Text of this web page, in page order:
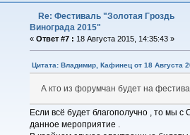
Re: Фестиваль "Золотая Гроздь
Винограда 2015"
« Ответ #7 : 18 Августа 2015, 14:35:43 »
Цитата: Владимир, Кафинец от 18 Августа
А кто из форумчан будет на
Если всё будет благополучно , то мы
данное мероприятие .